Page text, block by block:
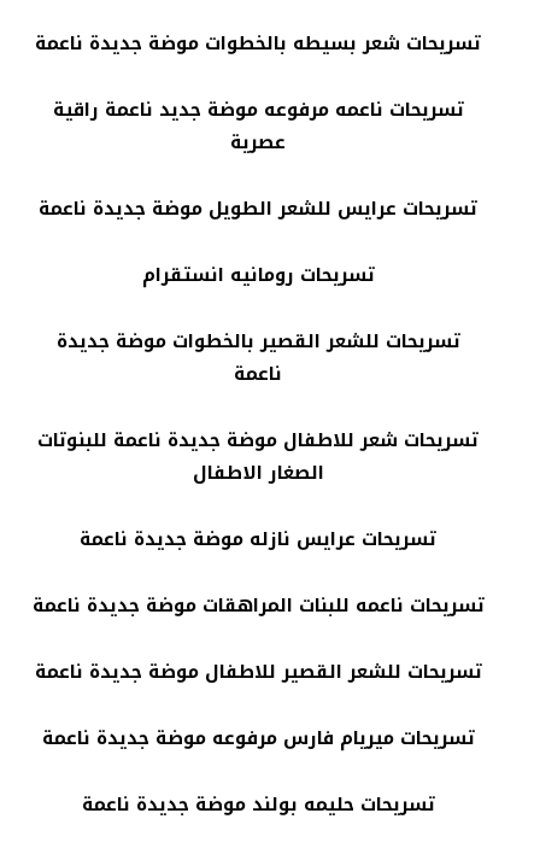
تسريحات شعر بسيطه بالخطوات موضة جديدة ناعمة
تسريحات ناعمه مرفوعه موضة جديد ناعمة راقية
عصرية
تسريحات عرايس للشعر الطويل موضة جديدة ناعمة
تسريحات رومانيه انستقرام
تسريحات للشعر القصير بالخطوات موضة جديدة
ناعمة
تسريحات شعر للاطفال موضة جديدة ناعمة للبنوتات
الصغار الاطفال
تسريحات عرايس نازله موضة جديدة ناعمة
تسريحات ناعمه للبنات المراهقات موضة جديدة ناعمة
تسريحات للشعر القصير للاطفال موضة جديدة ناعمة
تسريحات ميريام فارس مرفوعه موضة جديدة ناعمة
تسريحات حليمه بولند موضة جديدة ناعمة